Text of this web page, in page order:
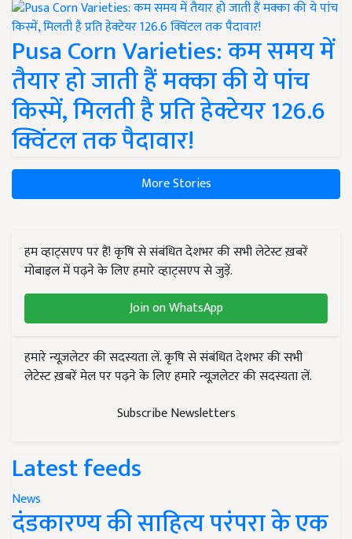
Pusa Corn Varieties: कम समय में
तैयार हो जाती हैं मक्का की ये पांच
किस्में, मिलती है प्रति हेक्टेयर 126.6
क्विंटल तक पैदावार!
More Stories
हम व्हाट्सएप पर हैं! कृषि से संबंधित देशभर की सभी लेटेस्ट ख़बरें
मोबाइल में पढ़ने के लिए हमारे व्हाट्सएप से जुड़ें.
Join on WhatsApp
हमारे न्यूज़लेटर की सदस्यता लें. कृषि से संबंधित देशभर की सभी
लेटेस्ट ख़बरें मेल पर पढ़ने के लिए हमारे न्यूज़लेटर की सदस्यता लें.
Subscribe Newsletters
Latest feeds
News
दंडकारण्य की साहित्य परंपरा के एक